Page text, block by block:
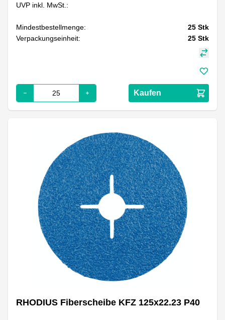
UVP inkl. MwSt.:
Mindestbestellmenge: 25 Stk
Verpackungseinheit:
25 Stk
Kaufen
RHODIUS Fiberscheibe KFZ 125x22.23 P40